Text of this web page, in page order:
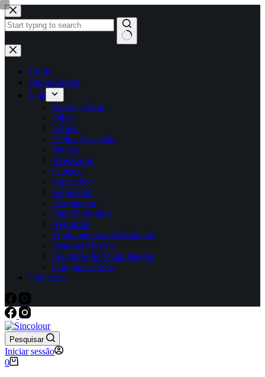
Pular
para
o
Sem
resultados
Home
Quem Somos
Loja
Rosto e Corpo
Olhos
Lábios
Efeitos Especiais
Pincéis
Acessórios
Cabelos
Aquacolor
Supracolor
Dermacolor
High Definition
Aerógrafo
Equipamentos Profissionais
Danessa Myricks
Fixadores de Maquilhagem
Conjuntos e Kits
Contactos
Pesquisar
Iniciar sessão
Carrinho
0